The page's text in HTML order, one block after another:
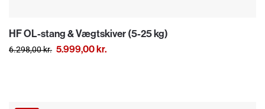
HF OL-stang & Vægtskiver (5-25 kg)
6.298,00kr. 5.999,00kr.